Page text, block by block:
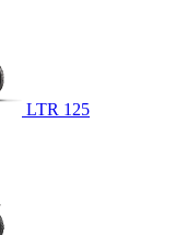
LTR 125